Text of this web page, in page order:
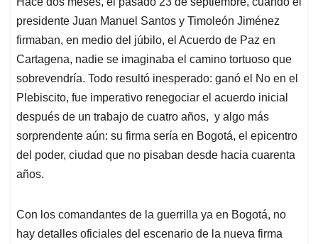
s
A
p
p
b
o
o
k
e
d
I
n
l
a
d
s
presidente Juan Manuel Santos y Timoleón Jiménez
firmaban, en medio del júbilo, el Acuerdo de Paz en
Cartagena, nadie se imaginaba el camino tortuoso que
sobrevendría. Todo resultó inesperado: ganó el No en el
Plebiscito, fue imperativo renegociar el acuerdo inicial
después de un trabajo de cuatro años, y algo más
sorprendente aún: su firma sería en Bogotá, el epicentro
del poder, ciudad que no pisaban desde hacia cuarenta
años.
Con los comandantes de la guerrilla ya en Bogotá, no
hay detalles oficiales del escenario de la nueva firma